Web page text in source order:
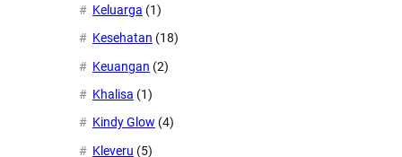
Keluarga (1)
Kesehatan (18)
Keuangan (2)
Khalisa (1)
Kindy Glow (4)
Kleveru (5)